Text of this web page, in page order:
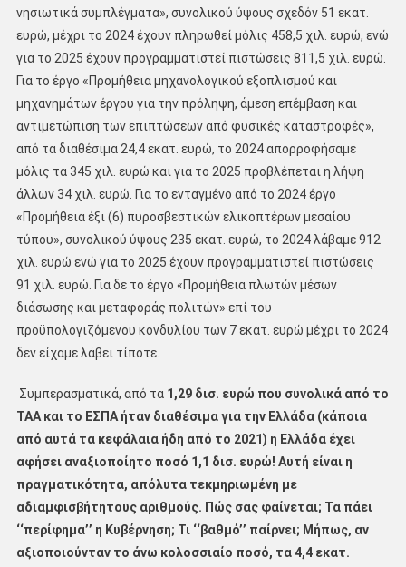
νησιωτικά συμπλέγματα», συνολικού ύψους σχεδόν 51 εκατ.
ευρώ, μέχρι το 2024 έχουν πληρωθεί μόλις 458,5 χιλ. ευρώ, ενώ
για το 2025 έχουν προγραμματιστεί πιστώσεις 811,5 χιλ. ευρώ.
Για το έργο «Προμήθεια μηχανολογικού εξοπλισμού και
μηχανημάτων έργου για την πρόληψη, άμεση επέμβαση και
αντιμετώπιση των επιπτώσεων από φυσικές καταστροφές»,
από τα διαθέσιμα 24,4 εκατ. ευρώ, το 2024 απορροφήσαμε
μόλις τα 345 χιλ. ευρώ και για το 2025 προβλέπεται η λήψη
άλλων 34 χιλ. ευρώ. Για το ενταγμένο από το 2024 έργο
«Προμήθεια έξι (6) πυροσβεστικών ελικοπτέρων μεσαίου
τύπου», συνολικού ύψους 235 εκατ. ευρώ, το 2024 λάβαμε 912
χιλ. ευρώ ενώ για το 2025 έχουν προγραμματιστεί πιστώσεις
91 χιλ. ευρώ. Για δε το έργο «Προμήθεια πλωτών μέσων
διάσωσης και μεταφοράς πολιτών» επί του
προϋπολογιζόμενου κονδυλίου των 7 εκατ. ευρώ μέχρι το 2024
δεν είχαμε λάβει τίποτε.
Συμπερασματικά, από τα 1,29 δισ. ευρώ που συνολικά από το
ΤΑΑ και το ΕΣΠΑ ήταν διαθέσιμα για την Ελλάδα (κάποια
από αυτά τα κεφάλαια ήδη από το 2021) η Ελλάδα έχει
αφήσει αναξιοποίητο ποσό 1,1 δισ. ευρώ! Αυτή είναι η
πραγματικότητα, απόλυτα τεκμηριωμένη με
αδιαμφισβήτητους αριθμούς. Πώς σας φαίνεται; Τα πάει
‘‘περίφημα’’ η Κυβέρνηση; Τι ‘‘βαθμό’’ παίρνει; Μήπως, αν
αξιοποιούνταν το άνω κολοσσιαίο ποσό, τα 4,4 εκατ.